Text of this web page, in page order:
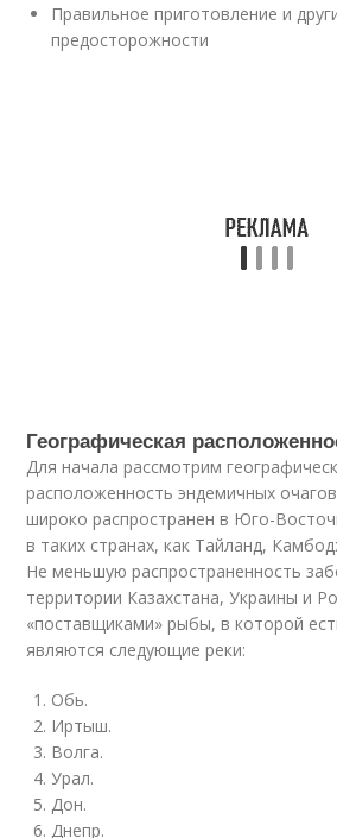
Правильное приготовление и
предосторожности
Географическая
Для начала рассмотрим
расположенность эндемичных
широко распространен в Юго-
в таких странах, как Тайланд,
Не меньшую распространенность
территории Казахстана, Украины и
«поставщиками» рыбы, в которой
являются следующие реки:
Обь.
Иртыш.
Волга.
Урал.
Дон.
Днепр.